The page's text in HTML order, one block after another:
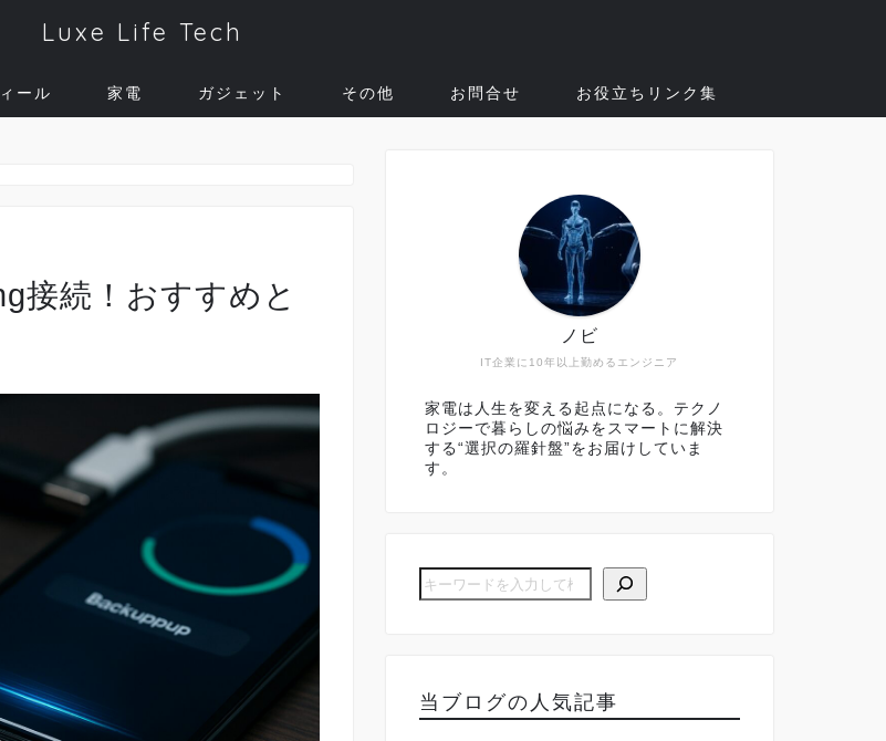
Luxe Life Tech
ール 家電 ガジェット その他 お問合せ お役立ちリンク集
接続！おすすめと
IT企業に10年以上勤めるエンジニア
ノビ
家電は人生を変える起点になる。テクノ
ロジーで暮らしの悩みをスマートに解決
する“選択の羅針盤”をお届けしていま
す。
当ブログの人気記事